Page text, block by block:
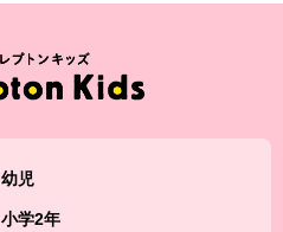
幼児
小学2年